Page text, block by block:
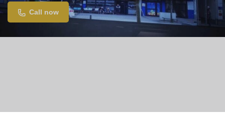
Call now